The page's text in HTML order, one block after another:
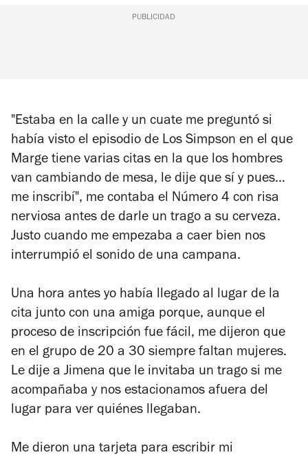
PUBLICIDAD
"Estaba en la calle y un cuate me preguntó si
había visto el episodio de Los Simpson en el que
Marge tiene varias citas en la que los hombres
van cambiando de mesa, le dije que sí y pues…
me inscribí", me contaba el Número 4 con risa
nerviosa antes de darle un trago a su cerveza.
Justo cuando me empezaba a caer bien nos
interrumpió el sonido de una campana.
Una hora antes yo había llegado al lugar de la
cita junto con una amiga porque, aunque el
proceso de inscripción fue fácil, me dijeron que
en el grupo de 20 a 30 siempre faltan mujeres.
Le dije a Jimena que le invitaba un trago si me
acompañaba y nos estacionamos afuera del
lugar para ver quiénes llegaban.
Me dieron una tarjeta para escribir mi